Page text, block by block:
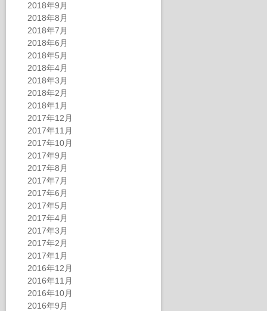
2018年9月
2018年8月
2018年7月
2018年6月
2018年5月
2018年4月
2018年3月
2018年2月
2018年1月
2017年12月
2017年11月
2017年10月
2017年9月
2017年8月
2017年7月
2017年6月
2017年5月
2017年4月
2017年3月
2017年2月
2017年1月
2016年12月
2016年11月
2016年10月
2016年9月